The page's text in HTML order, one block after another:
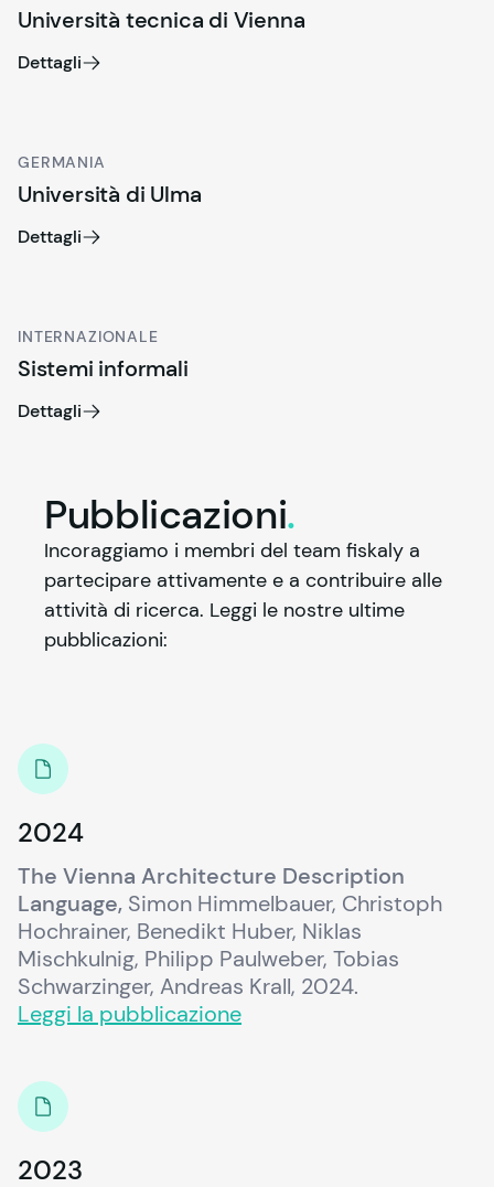
Università tecnica di Vienna
Dettagli
GERMANIA
Università di Ulma
Dettagli
INTERNAZIONALE
Sistemi informali
Dettagli
Pubblicazioni.
Incoraggiamo i membri del team fiskaly a
partecipare attivamente e a contribuire alle
attività di ricerca. Leggi le nostre uItime
pubblicazioni:
2024
The Vienna Architecture Description
Language, Simon Himmelbauer, Christoph
Hochrainer, Benedikt Huber, Niklas
Mischkulnig, Philipp Paulweber, Tobias
Schwarzinger, Andreas Krall, 2024.
Leggi la pubblicazione
2023